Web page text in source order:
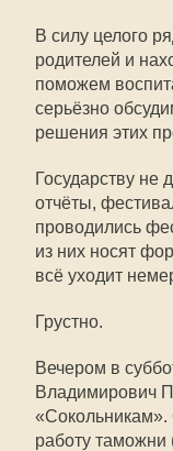
В силу целого
родителей и
поможем
серьёзно
решения этих
Государству не
отчёты,
проводились
из них носят
всё уходит
Грустно.
Вечером в
Владимирович
работу